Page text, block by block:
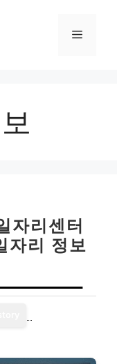
메
자리센터
자리 정보